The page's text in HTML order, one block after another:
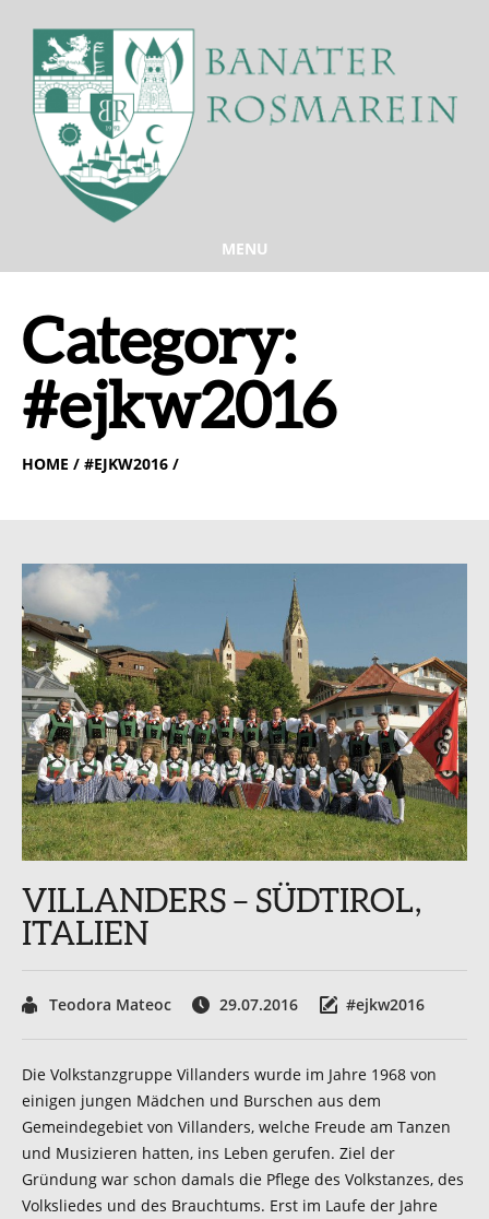
MENU
Category:
#ejkw2016
HOME / #EJKW2016 /
VILLANDERS – SÜDTIROL,
ITALIEN
Teodora Mateoc 29.07.2016 #ejkw2016
Die Volkstanzgruppe Villanders wurde im Jahre 1968 von
einigen jungen Mädchen und Burschen aus dem
Gemeindegebiet von Villanders, welche Freude am Tanzen
und Musizieren hatten, ins Leben gerufen. Ziel der
Gründung war schon damals die Pflege des Volkstanzes, des
Volksliedes und des Brauchtums. Erst im Laufe der Jahre